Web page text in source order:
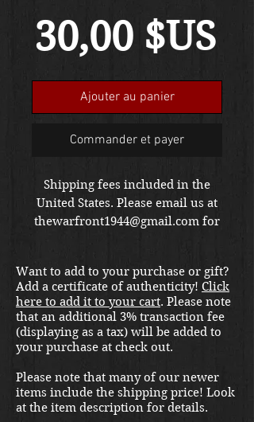
30,00 $US
Ajouter au panier
Commander et payer
Shipping fees included in the
United States. Please email us at
thewarfront1944@gmail.com for
Want to add to your purchase or gift?
Add a certificate of authenticity! Click
here to add it to your cart. Please note
that an additional 3% transaction fee
(displaying as a tax) will be added to
your purchase at check out.
Please note that many of our newer
items include the shipping price! Look
at the item description for details.